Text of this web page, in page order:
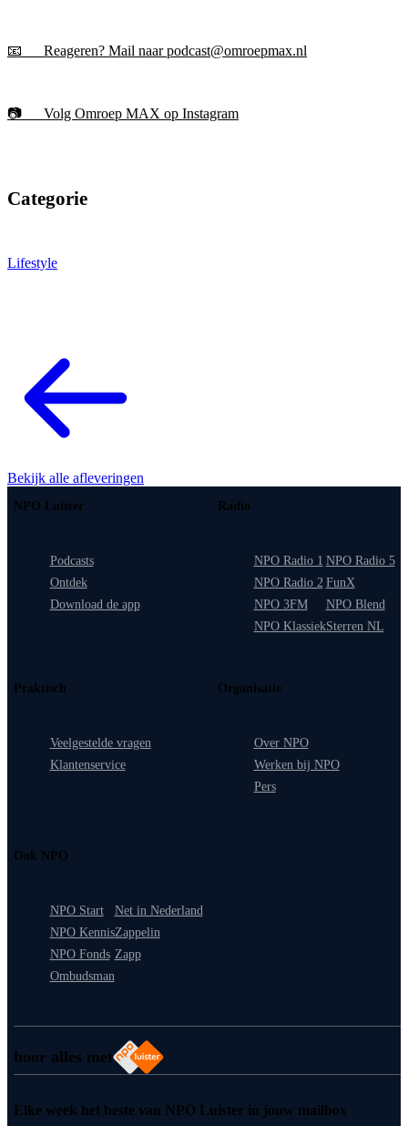
📧 Reageren? Mail naar podcast@omroepmax.nl
📷 Volg Omroep MAX op Instagram
Categorie
Lifestyle
Bekijk alle afleveringen
hoor alles met
NPO Luister
Podcasts
Ontdek
Download de app
Radio
NPO Radio 1
NPO Radio 2
NPO 3FM
NPO Klassiek
NPO Radio 5
FunX
NPO Blend
Sterren NL
Praktisch
Veelgestelde vragen
Klantenservice
Organisatie
Over NPO
Werken bij NPO
Pers
Ook NPO
NPO Start
NPO Kennis
NPO Fonds
Ombudsman
Net in Nederland
Zappelin
Zapp
Elke week het beste van NPO Luister in jouw mailbox